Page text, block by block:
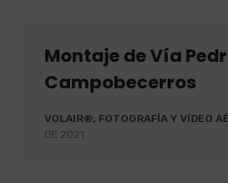
Montaje de Vía
Campobecerros
VOLAIR®, FOTOGRAFÍA Y VÍDEO
DE 2021